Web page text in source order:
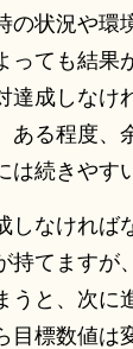
の状況や環
っても結果
達成しなけ
ある程度、
は続きやす
しなければ
持てますが
うと、次に
目標数値は